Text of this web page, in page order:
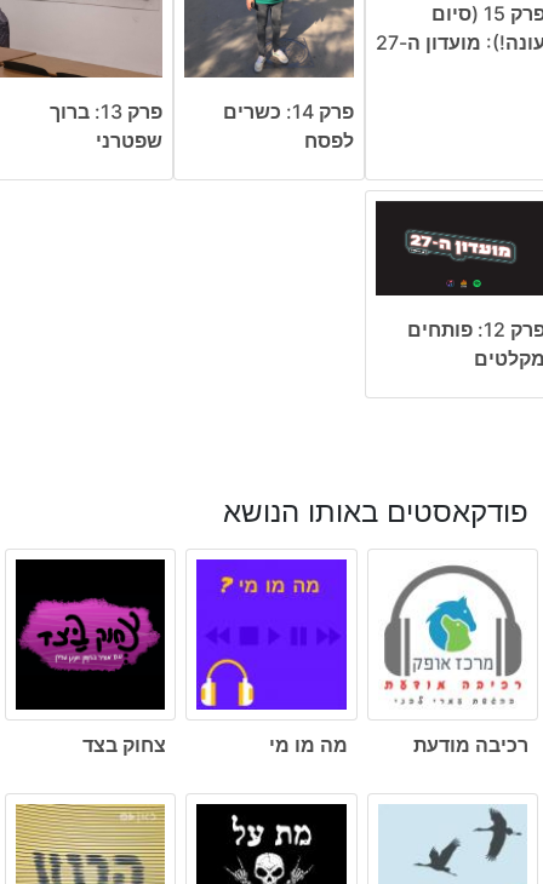
פרק 15 (סיום
מועדון ה-27
פרק 14: כשרים
לפסח
פרק 13: ברוך
שפטרני
פרק 12: פותחים
פודקאסטים באותו הנושא
רכיבה מודעת מה מו מי צחוק בצד